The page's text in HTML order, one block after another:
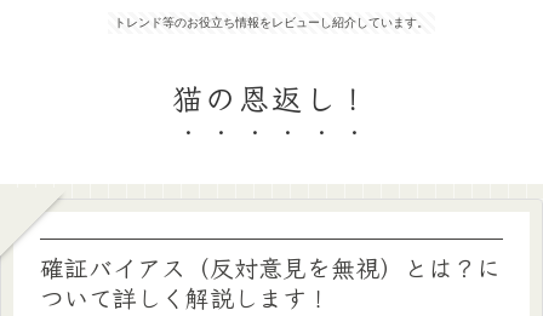
トレンド等のお役立ち情報をレビューし紹介しています。
猫の恩返し！
確証バイアス（反対意見を無視）とは？に
ついて詳しく解説します！